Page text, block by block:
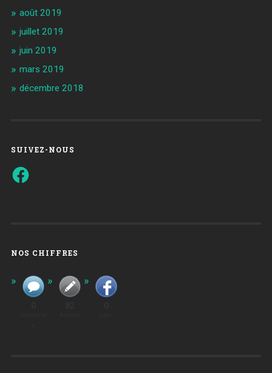
août 2019
juillet 2019
juin 2019
mars 2019
décembre 2018
SUIVEZ-NOUS
Facebook
NOS CHIFFRES